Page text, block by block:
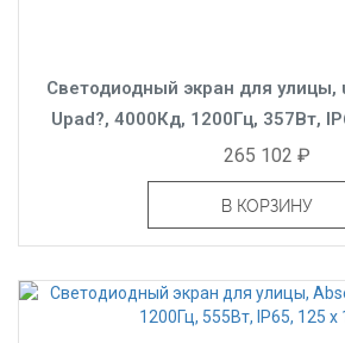
Светодиодный экран для улицы,
Upad?, 4000Кд, 1200Гц, 357Вт,
265 102 ₽
В КОРЗИНУ